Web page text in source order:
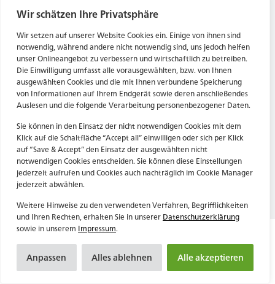
Wir schätzen Ihre Privatsphäre
Wir setzen auf unserer Website Cookies ein. Einige von ihnen sind
notwendig, während andere nicht notwendig sind, uns jedoch helfen
unser Onlineangebot zu verbessern und wirtschaftlich zu betreiben.
Die Einwilligung umfasst alle vorausgewählten, bzw. von Ihnen
ausgewählten Cookies und die mit Ihnen verbundene Speicherung
von Informationen auf Ihrem Endgerät sowie deren anschließendes
Auslesen und die folgende Verarbeitung personenbezogener Daten.
Sie können in den Einsatz der nicht notwendigen Cookies mit dem
Klick auf die Schaltfläche “Accept all” einwilligen oder sich per Klick
auf “Save & Accept” den Einsatz der ausgewählten nicht
notwendigen Cookies entscheiden. Sie können diese Einstellungen
jederzeit aufrufen und Cookies auch nachträglich im Cookie Manager
jederzeit abwählen.
Weitere Hinweise zu den verwendeten Verfahren, Begrifflichkeiten
und Ihren Rechten, erhalten Sie in unsererDatenschutzerklärung
sowie in unserem Impressum.
Anpassen Alles ablehnen Alle akzeptieren
74072 Heilbronn
→ Anfahrtsplan Heilbronn
Datenschutzerklärung
Impressum
Tel. Zentrale: +49 (69) 27273681
E-Mail: kontakt@forwerts.com
FFM – Friedensstraße 11
60311 Frankfurt am Main
→ Anfahrtsplan Frankfurt
HN – Gymnasiumstraße 35
74072 Heilbronn
→ Anfahrtsplan Heilbronn
Datenschutzerklärung
Impressum